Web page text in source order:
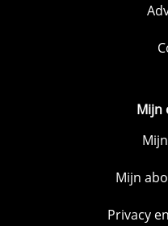
Mijn
Mijn
Privacy